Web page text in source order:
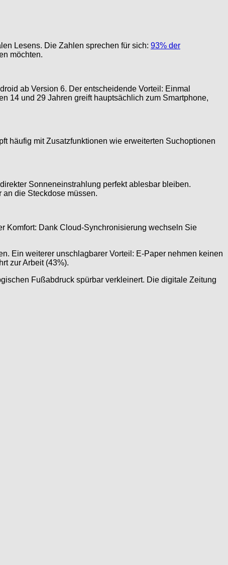
Lesens. Die Zahlen sprechen für sich: 93% der
möchten.
ab Version 6. Der entscheidende Vorteil: Einmal
14 und 29 Jahren greift hauptsächlich zum Smartphone,
häufig mit Zusatzfunktionen wie erweiterten Suchoptionen
Sonneneinstrahlung perfekt ablesbar bleiben.
an die Steckdose müssen.
Komfort: Dank Cloud-Synchronisierung wechseln Sie
Ein weiterer unschlagbarer Vorteil: E-Paper nehmen keinen
zur Arbeit (43%).
Fußabdruck spürbar verkleinert. Die digitale Zeitung